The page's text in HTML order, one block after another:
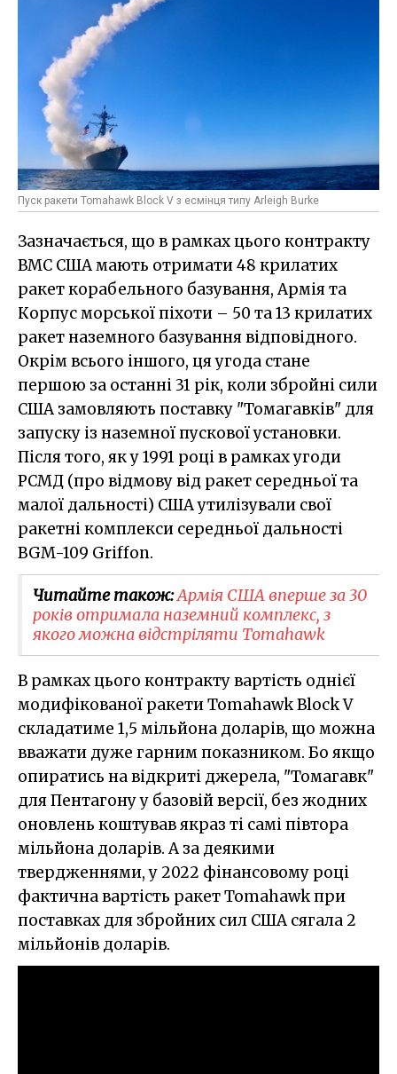
Пуск ракети Tomahawk Block V з есмінця типу Arleigh Burke
Зазначається, що в рамках цього контракту
ВМС США мають отримати 48 крилатих
ракет корабельного базування, Армія та
Корпус морської піхоти – 50 та 13 крилатих
ракет наземного базування відповідного.
Окрім всього іншого, ця угода стане
першою за останні 31 рік, коли збройні сили
США замовляють поставку "Томагавків" для
запуску із наземної пускової установки.
Після того, як у 1991 році в рамках угоди
РСМД (про відмову від ракет середньої та
малої дальності) США утилізували свої
ракетні комплекси середньої дальності
BGM-109 Griffon.
Читайте також:Армія США вперше за 30
років отримала наземний комплекс, з
якого можна відстріляти Tomahawk
В рамках цього контракту вартість однієї
модифікованої ракети Tomahawk Block V
складатиме 1,5 мільйона доларів, що можна
вважати дуже гарним показником. Бо якщо
опиратись на відкриті джерела, "Томагавк"
для Пентагону у базовій версії, без жодних
оновлень коштував якраз ті самі півтора
мільйона доларів. А за деякими
твердженнями, у 2022 фінансовому році
фактична вартість ракет Tomahawk при
поставках для збройних сил США сягала 2
мільйонів доларів.